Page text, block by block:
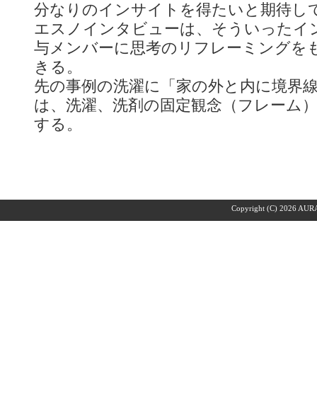
分なりのインサイトを得たいと期待し
エスノインタビューは、そういったイ
与メンバーに思考のリフレーミングを
きる。
先の事例の洗濯に「家の外と内に境界
は、洗濯、洗剤の固定観念（フレーム
する。
Copyright (C) 2026